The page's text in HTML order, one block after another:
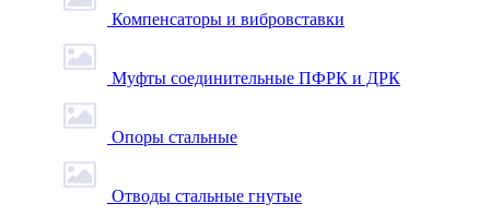
Компенсаторы и вибровставки
Муфты соединительные ПФРК и ДРК
Опоры стальные
Отводы стальные гнутые